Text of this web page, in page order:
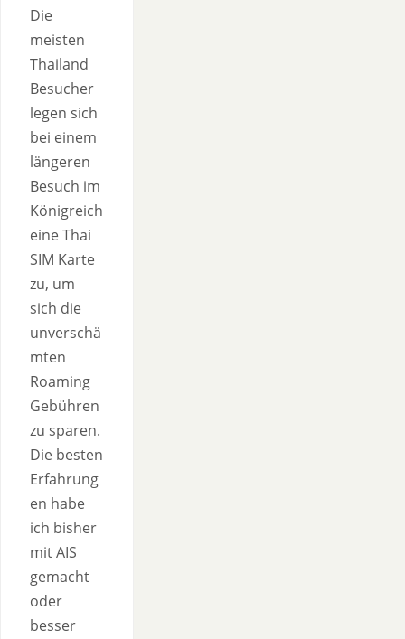
Die
meisten
Thailand
Besucher
legen sich
bei einem
längeren
Besuch im
Königreich
eine Thai
SIM Karte
zu, um
sich die
unverschä
mten
Roaming
Gebühren
zu sparen.
Die besten
Erfahrung
en habe
ich bisher
mit AIS
gemacht
oder
besser